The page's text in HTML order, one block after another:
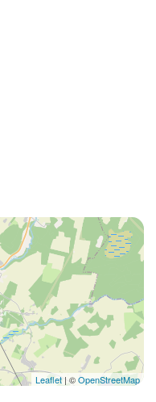
Leaflet | ©OpenStreetMap